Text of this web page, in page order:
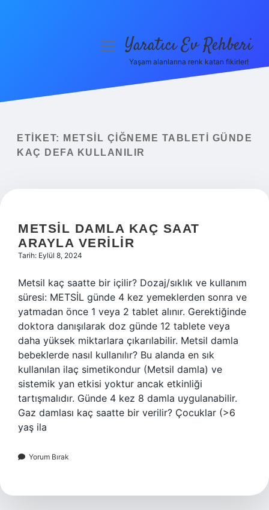
Yasal Uyarı
menüyüYaratıcı Ev Rehberi
Yaşam alanlarına renk katan fikirler!
ETIKET:
METSIL ÇIĞNEME TABLETI GÜNDE
KAÇ DEFA KULLANILIR
METSIL DAMLA KAÇ SAAT
ARAYLA VERILIR
Tarih: Eylül 8, 2024
Metsil kaç saatte bir içilir? Dozaj/sıklık ve kullanım
süresi: METSİL günde 4 kez yemeklerden sonra ve
yatmadan önce 1 veya 2 tablet alınır. Gerektiğinde
doktora danışılarak doz günde 12 tablete veya
daha yüksek miktarlara çıkarılabilir. Metsil damla
bebeklerde nasıl kullanılır? Bu alanda en sık
kullanılan ilaç simetikondur (Metsil damla) ve
sistemik yan etkisi yoktur ancak etkinliği
tartışmalıdır. Günde 4 kez 8 damla uygulanabilir.
Gaz damlası kaç saatte bir verilir? Çocuklar (>6
yaş ila
Yorum Bırak